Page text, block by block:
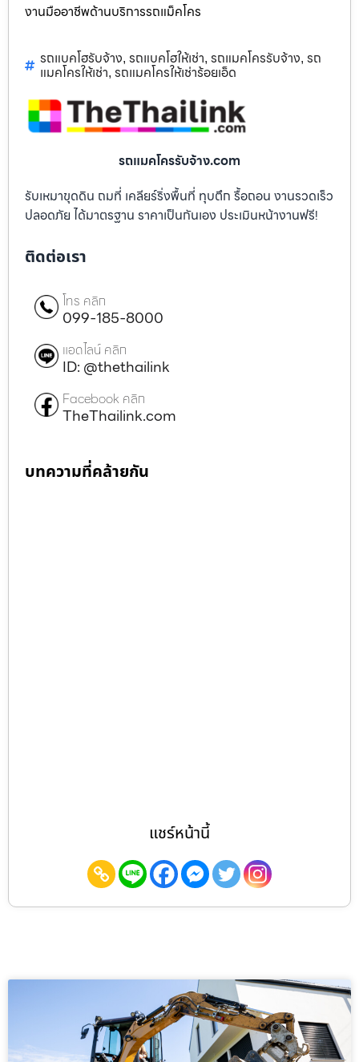
งานมืออาชีพด้านบริการรถแม็คโคร
รถแบคโฮรับจ้าง, รถแบคโฮให้เช่า, รถแมคโครรับจ้าง, รถ
แมคโครให้เช่า, รถแมคโครให้เช่าร้อยเอ็ด
รถแมคโครรับจ้าง.com
รับเหมาขุดดิน ถมที่ เคลียร์ริ่งพื้นที่ ทุบตึก รื้อถอน งานรวดเร็ว
ปลอดภัย ได้มาตรฐาน ราคาเป็นกันเอง ประเมินหน้างานฟรี!
ติดต่อเรา
โทร คลิก
099-185-8000
แอดไลน์ คลิก
ID: @thethailink
Facebook คลิก
TheThailink.com
บทความที่คล้ายกัน
แชร์หน้านี้